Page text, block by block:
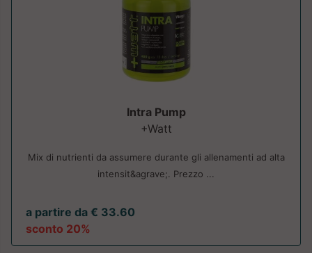
Intra Pump
+Watt
Mix di nutrienti da assumere durante gli allenamenti ad alta
intensit&agrave;. Prezzo ...
a partire da € 33.60
sconto 20%